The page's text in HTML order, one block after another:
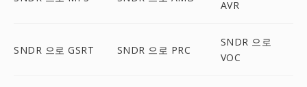
AVR
SNDR 으로 GSRT SNDR 으로 PRC
SNDR 으로
VOC